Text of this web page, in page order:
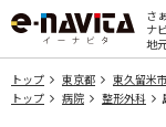
さ
ナ
地
トップ 東京都 東久留米
トップ
病院 整形外科